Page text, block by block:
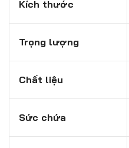
Kích thước
Trọng lượng
Chất liệu
Sức chứa